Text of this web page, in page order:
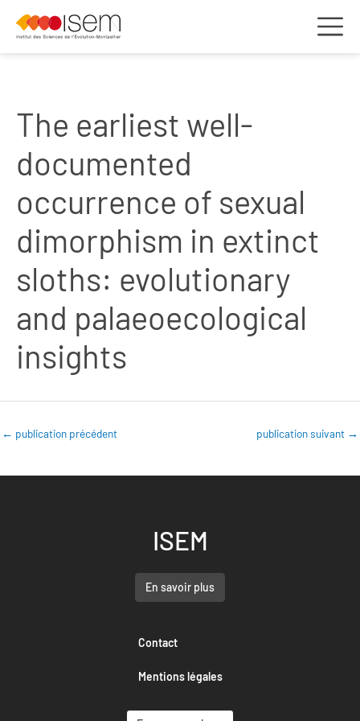
The earliest well-
documented
occurrence of sexual
dimorphism in extinct
sloths: evolutionary
and palaeoecological
insights
← publication précédent publication suivant →
ISEM
En savoir plus
Contact
Mentions légales